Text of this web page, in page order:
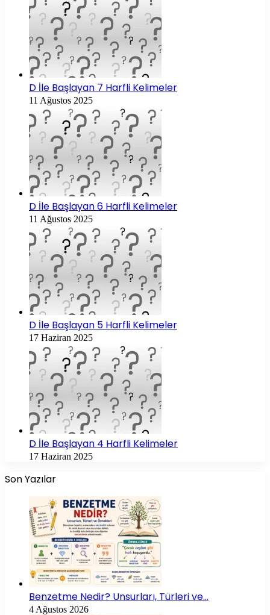
D İle Başlayan 7 Harfli Kelimeler
11 Ağustos 2025
D İle Başlayan 6 Harfli Kelimeler
11 Ağustos 2025
D İle Başlayan 5 Harfli Kelimeler
17 Haziran 2025
D İle Başlayan 4 Harfli Kelimeler
17 Haziran 2025
Son Yazılar
Benzetme Nedir? Unsurları, Türleri ve…
4 Ağustos 2026